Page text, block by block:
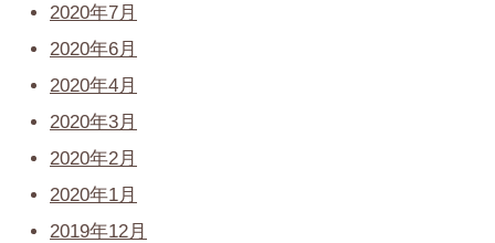
2020年7月
2020年6月
2020年4月
2020年3月
2020年2月
2020年1月
2019年12月